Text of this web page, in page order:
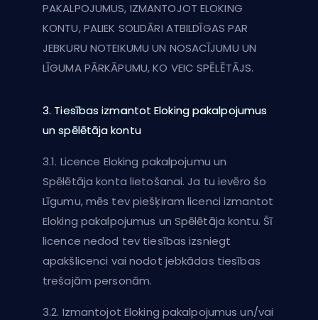
PAKALPOJUMUS, IZMANTOJOT ELOKING
KONTU, PALIEK SOLIDĀRI ATBILDĪGAS PAR
JEBKURU NOTEIKUMU UN NOSACĪJUMU UN
LĪGUMA PĀRKĀPUMU, KO VEIC SPĒLĒTĀJS.
3. Tiesības izmantot Eloking pakalpojumus
un spēlētāja kontu
3.1. Licence Eloking pakalpojumu un
Spēlētāja konta lietošanai. Ja tu ievēro šo
Līgumu, mēs tev piešķiram licenci izmantot
Eloking pakalpojumus un Spēlētāja kontu. Šī
licence nedod tev tiesības izsniegt
apakšlicenci vai nodot jebkādas tiesības
trešajām personām.
3.2. Izmantojot Eloking pakalpojumus un/vai